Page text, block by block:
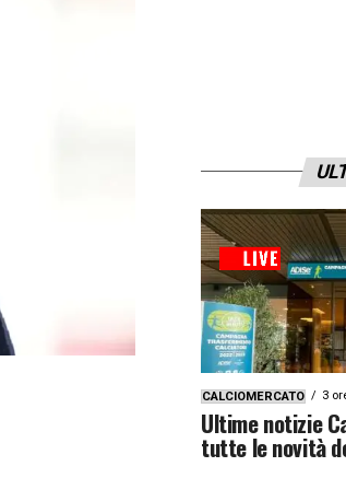
CALCIOMERCATO 3
Ultime notizie
tutte le novità